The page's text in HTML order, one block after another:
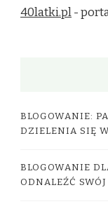
40latki.pl-
BLOGOWANIE:
DZIELENIA SIĘ
BLOGOWANIE
ODNALEŹĆ